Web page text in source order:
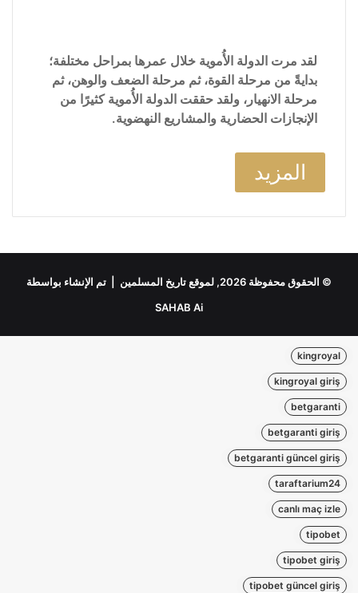
لقد مرت الدولة الأُموية خلال عمرها بمراحل مختلفة؛
بدايةً من مرحلة القوة، ثم مرحلة الضعف والوهن، ثم
مرحلة الانهيار، ولقد حققت الدولة الأُموية كثيرًا من
الإنجازات الحضارية والمشاريع النهضوية.
المزيد
© الحقوق محفوظة 2026, لموقع تاريخ المسلمين | تم الإنشاء بواسطة
SAHAB Ai
kingroyal
kingroyal giriş
betgaranti
betgaranti giriş
betgaranti güncel giriş
taraftarium24
canlı maç izle
tipobet
tipobet giriş
tipobet güncel giriş